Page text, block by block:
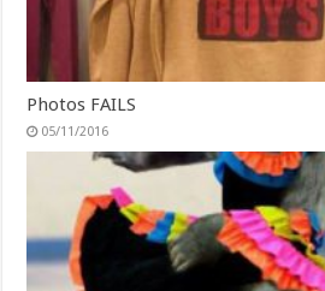
Photos FAILS
05/11/2016